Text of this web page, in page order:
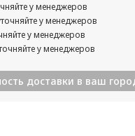
у менеджеров
у менеджеров
у менеджеров
у менеджеров
доставки в ваш